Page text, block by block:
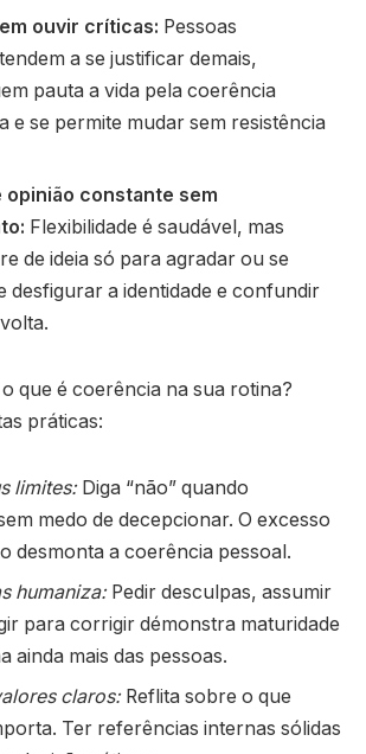
ouvir críticas: Pessoas
a se justificar demais,
pauta a vida pela coerência
e se permite mudar sem resistência
opinião constante sem
Flexibilidade é saudável, mas
de ideia só para agradar ou se
desfigurar a identidade e confundir
que é coerência na sua rotina?
práticas:
limites:Diga “não” quando
medo de decepcionar. O excesso
desmonta a coerência pessoal.
humaniza:Pedir desculpas, assumir
para corrigir démonstra maturidade
ainda mais das pessoas.
claros:Reflita sobre o que
Ter referências internas sólidas